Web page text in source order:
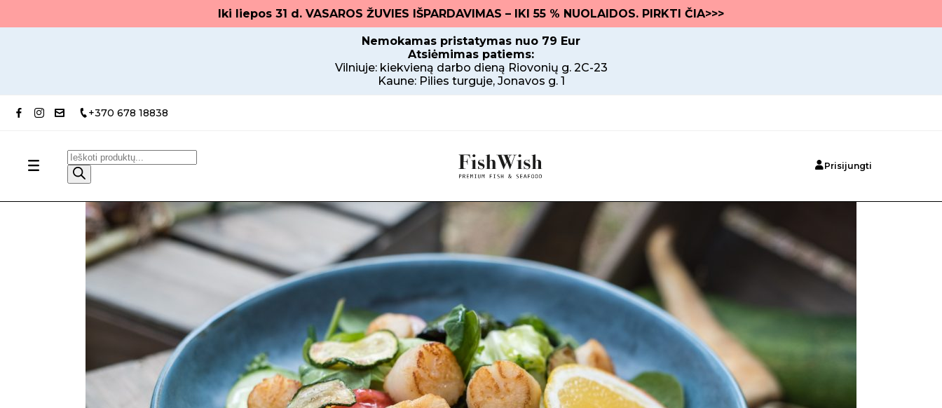
Iki liepos 31 d. VASAROS ŽUVIES IŠPARDAVIMAS – IKI 55 % NUOLAIDOS. PIRKTI ČIA>>>
Nemokamas pristatymas nuo 79 Eur
Atsiėmimas patiems:
Vilniuje: kiekvieną darbo dieną Riovonių g. 2C-23
Kaune: Pilies turguje, Jonavos g. 1
+370 678 18838
Products
search
Prisijungti